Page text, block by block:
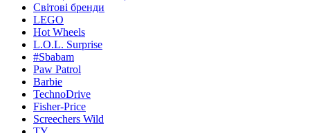
Світові бренди
LEGO
Hot Wheels
L.O.L. Surprise
#Sbabam
Paw Patrol
Barbie
TechnoDrive
Fisher-Price
Screechers Wild